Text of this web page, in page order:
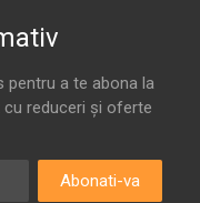
pentru a te abona la
reduceri și oferte
Abonati-va